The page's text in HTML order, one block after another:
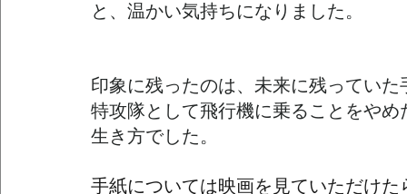
と、温かい気持ちになりました。
印象に残ったのは、未来に残っていた
特攻隊として飛行機に乗ることをやめ
生き方でした。
手紙については映画を見ていただけた